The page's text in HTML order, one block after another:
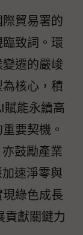
貿易署的
致詞。環
遷的嚴峻
核心，積
賦能永續高
要契機。
鼓勵產業
速淨零與
綠色成長
貢獻關鍵力